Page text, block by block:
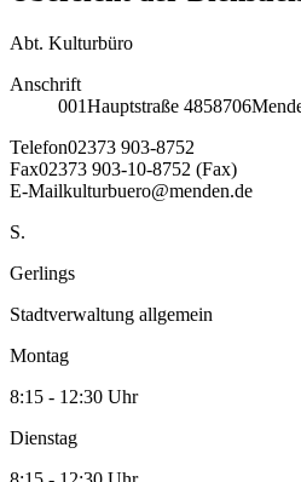
Abt. Kulturbüro
Anschrift
001Hauptstraße 4858706
Telefon02373 903-8752
Fax02373 903-10-8752 (Fax)
E-Mailkulturbuero@menden.de
S.
Gerlings
Stadtverwaltung allgemein
Montag
8:15 - 12:30 Uhr
Dienstag